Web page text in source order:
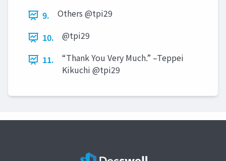
9.
Others @tpi29
10.
@tpi29
11.
“Thank You Very Much.” –Teppei
Kikuchi @tpi29